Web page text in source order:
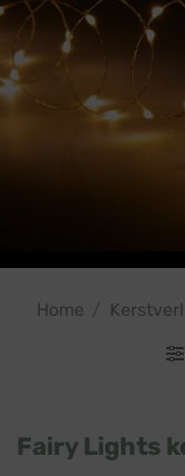
Home
Fairy Lights